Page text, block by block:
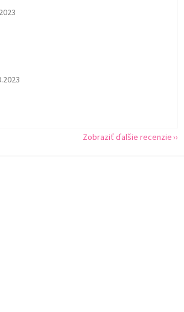
obchodu je 5 z 5 hviezdičiek.
obchodu je 5 z 5 hviezdičiek.
Zobraziť ďalšie recenzie